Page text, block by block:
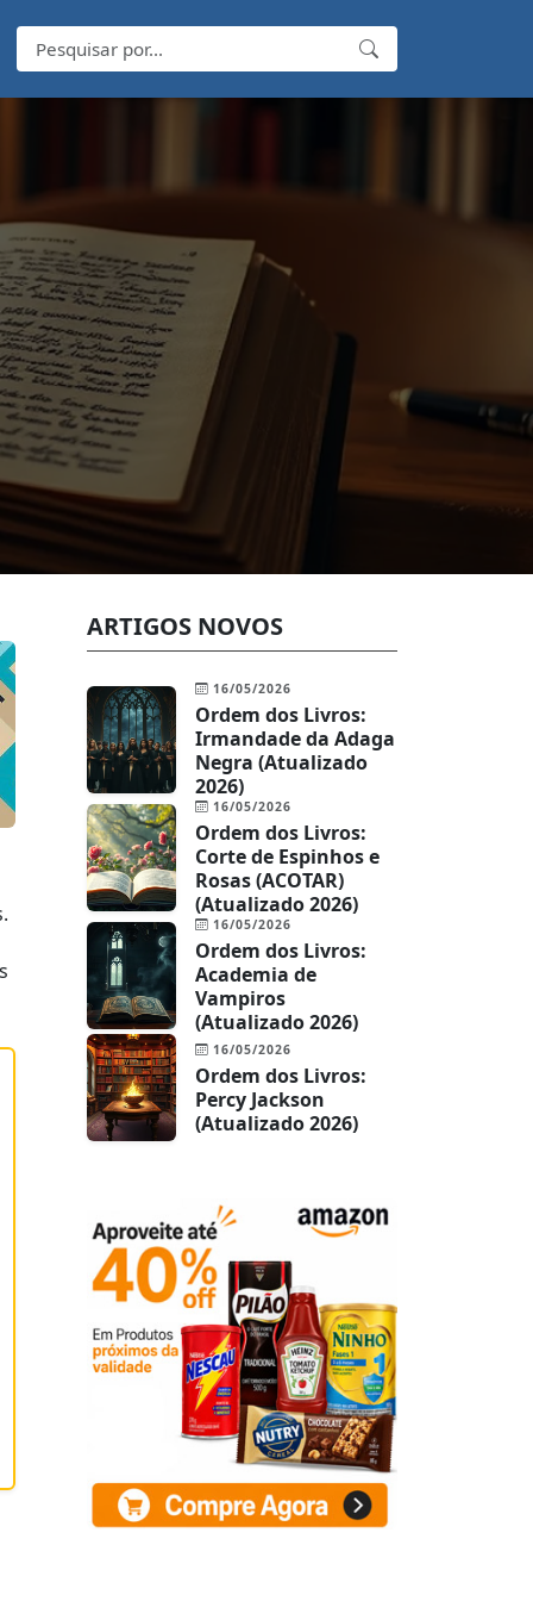
ARTIGOS NOVOS
16/05/2026
Ordem dos Livros:
Irmandade da Adaga
Negra (Atualizado
2026)
16/05/2026
Ordem dos Livros:
Corte de Espinhos e
Rosas (ACOTAR)
(Atualizado 2026)
16/05/2026
Ordem dos Livros:
Academia de
Vampiros
(Atualizado 2026)
16/05/2026
Ordem dos Livros:
Percy Jackson
(Atualizado 2026)